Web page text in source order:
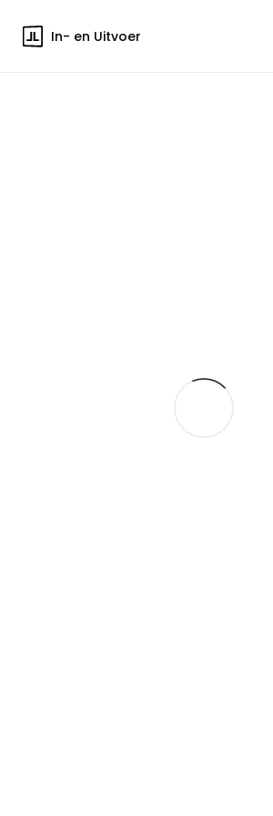
In- en Uitvoer